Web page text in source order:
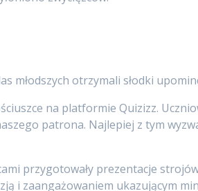
młodszych otrzymali słodki
na platformie Quizizz.
patrona. Najlepiej z tym
przygotowały prezentacje
i zaangażowaniem ukazującym